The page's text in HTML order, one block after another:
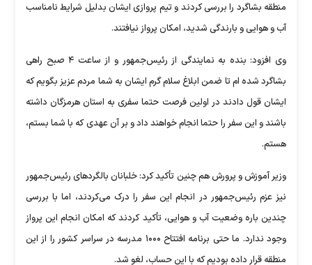
منطقه بشاگرد را بررسی کردند و تیم پروازی ایشان بدلیل شرایط نامناسب
آب و هوایی و بارندگی شدید، امکان پرواز نیافتند.
وی افزود: بنده به نمایندگی از رئیس‌جمهور و از ساعت ۴ صبح راهی
بشاگرد شده ام تا ضمن ابلاغ سلام گرم ایشان به شما مردم عزیز بگویم که
ایشان قول دادند در اولین فرصت حتما سفری به استان هرمزگان داشته
باشند و این سفر را حتما انجام خواهند داد و بر آن عهدی که با شما بستم،
هستم.
وزیر آموزش و پرورش هم چنین تأکید کرد: خلبانان بالگرد‌های رئیس‌جمهور
نیز عزم رئیس‌جمهور در انجام این سفر را درک می‌کردند، اما با بررسی
چندین باره وضعیت آب و هوایی، تأکید کردند که امکان انجام این پرواز
وجود ندارد. ما حتی برنامه افتتاح ۱۰۰۰ مدرسه در سراسر کشور را از این
منطقه قرار داده بودیم که با این حساب، لغو شد.